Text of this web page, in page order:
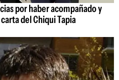
por haber acompañado y
del Chiqui Tapia